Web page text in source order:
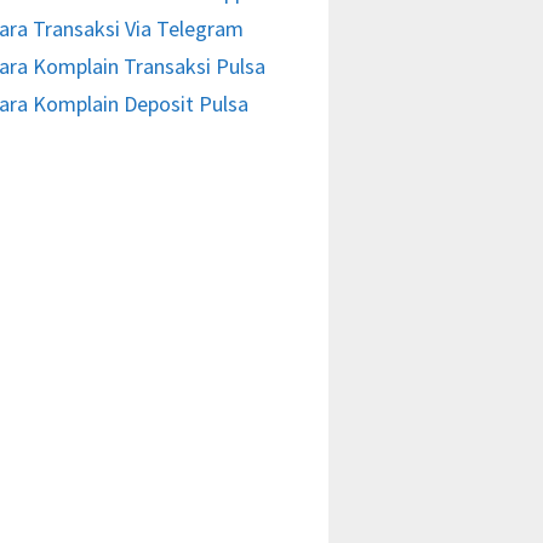
Transaksi Via Telegram
Komplain Transaksi Pulsa
Komplain Deposit Pulsa